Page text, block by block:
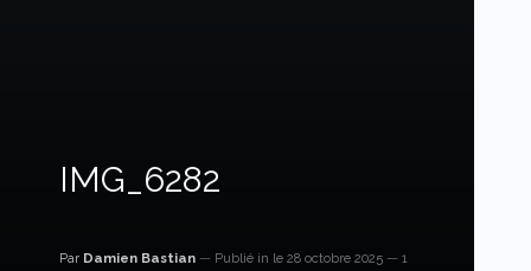
IMG_6282
Par Damien Bastian Publié in le 28 octobre 2025
1